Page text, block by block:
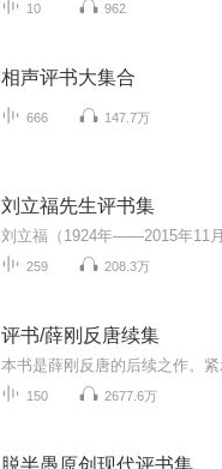
10 962
相声评书大集合
666 147.7万
刘立福先生评书集
259 208.3万
评书/薛刚反唐续集
150 2677.6万
脱半愚原创现代评书集